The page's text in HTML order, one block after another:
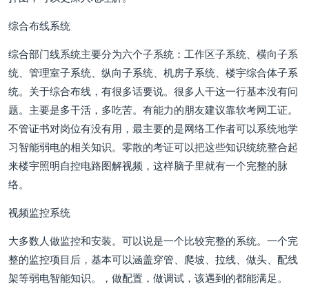
综合布线系统
综合部门线系统主要分为六个子系统：工作区子系统、横向子系
统、管理室子系统、纵向子系统、机房子系统、楼宇综合体子系
统。关于综合布线，有很多话要说。很多人干这一行基本没有问
题。主要是多干活，多吃苦。有能力的朋友建议靠软考网工证。
不管证书对岗位有没有用，最主要的是网络工作者可以系统地学
习智能弱电的相关知识。零散的考证可以把这些知识统统整合起
来楼宇照明自控电路图解视频，这样脑子里就有一个完整的脉
络。
视频监控系统
大多数人做监控和安装。可以说是一个比较完整的系统。一个完
整的监控项目后，基本可以涵盖穿管、爬坡、拉线、做头、配线
架等弱电智能知识。，做配置，做调试，该遇到的都能满足。